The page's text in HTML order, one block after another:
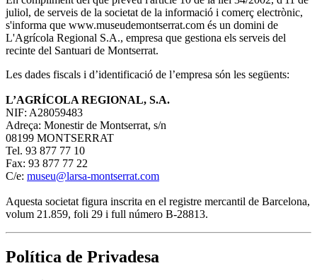
juliol, de serveis de la societat de la informació i comerç electrònic,
s'informa que www.museudemontserrat.com és un domini de
L'Agrícola Regional S.A., empresa que gestiona els serveis del
recinte del Santuari de Montserrat.
Les dades fiscals i d’identificació de l’empresa són les següents:
L’AGRÍCOLA REGIONAL, S.A.
NIF: A28059483
Adreça: Monestir de Montserrat, s/n
08199 MONTSERRAT
Tel. 93 877 77 10
Fax: 93 877 77 22
C/e: museu@larsa-montserrat.com
Aquesta societat figura inscrita en el registre mercantil de Barcelona,
volum 21.859, foli 29 i full número B-28813.
Política de Privadesa